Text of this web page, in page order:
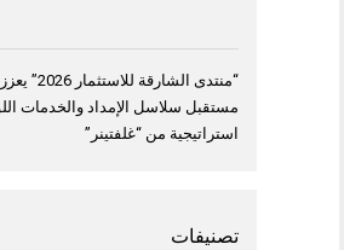
“منتدى
مستقبل سلاسل الإمداد والخدمات
استراتيجية من “غلفتينر”
تصنيفات